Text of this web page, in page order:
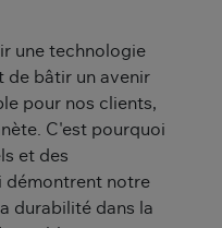
une technologie
de bâtir un avenir
pour nos clients,
C'est pourquoi
et des
démontrent notre
durabilité dans la